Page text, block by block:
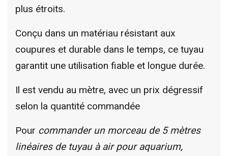
plus étroits.
Conçu dans un matériau résistant aux
coupures et durable dans le temps, ce tuyau
garantit une utilisation fiable et longue durée.
Il est vendu au mètre, avec un prix dégressif
selon la quantité commandée
Pour commander un morceau de 5 mètres
linéaires de tuyau à air pour aquarium,